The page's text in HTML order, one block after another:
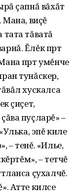
çапнă вăхăт
Мана, виçĕ
тăватă
Ĕлĕк пӱрт
пӱрт умĕнче
тунăскер,
хускалса
çиçет,
пуçларĕ» –
эпĕ киле
– тенĕ. «Илье,
– тетчĕ
çухалчĕ.
Атте килсе